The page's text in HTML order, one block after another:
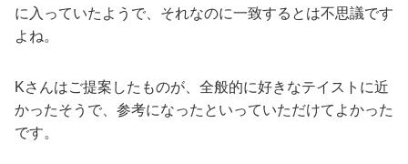
に入っていたようで、それなのに一致するとは不思議です
よね。
Kさんはご提案したものが、全般的に好きなテイストに近
かったそうで、参考になったといっていただけてよかった
です。